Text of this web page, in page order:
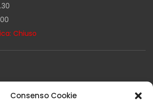
Consenso Cookie
Chiuso